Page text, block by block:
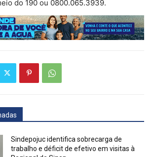
do 190 ou 0800.065.3939.
Sindepojuc identifica sobrecarga de
trabalho e déficit de efetivo em visitas à